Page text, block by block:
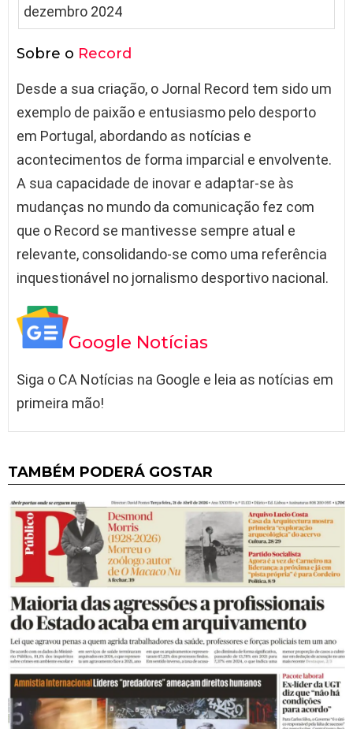
Sobre o Record
Desde a sua criação, o Jornal Record tem sido um
exemplo de paixão e entusiasmo pelo desporto
em Portugal, abordando as notícias e
acontecimentos de forma imparcial e envolvente.
A sua capacidade de inovar e adaptar-se às
mudanças no mundo da comunicação fez com
que o Record se mantivesse sempre atual e
relevante, consolidando-se como uma referência
inquestionável no jornalismo desportivo nacional.
Google Notícias
Siga o CA Notícias na Google e leia as notícias em
primeira mão!
TAMBÉM PODERÁ GOSTAR